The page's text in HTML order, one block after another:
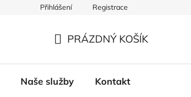
Přihlášení Registrace
KOŠÍK
PRÁZDNÝ KOŠÍK
Naše služby Kontakt